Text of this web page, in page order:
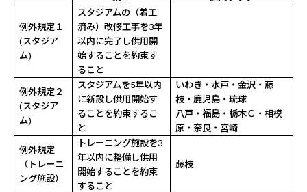
例外規定１
(スタジア
ム)
スタジアムの（着工
済み）改修工事を3年
以内に完了し供用開
始することを約束す
ること
例外規定２
(スタジア
ム)
スタジアムを5年以内
に新設し供用開始す
ることを約束するこ
と
いわき・水戸・金沢・藤
枝・鹿児島・琉球
八戸・福島・栃木Ｃ・相模
原・奈良・宮崎
例外規定
（トレーニ
ング施設）
トレーニング施設を3
年以内に整備し供用
開始することを約束
すること
藤枝